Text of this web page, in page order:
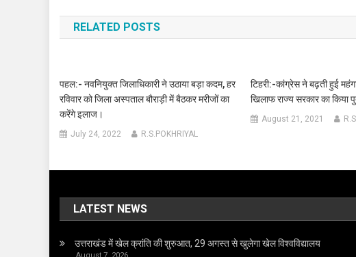
navigation
RELATED POSTS
पहल:- नवनियुक्त जिलाधिकारी ने उठाया बड़ा कदम, हर
रविवार को जिला अस्पताल बौराड़ी में बैठकर मरीजों का
करेंगे इलाज।
July 24, 2022 R.S.POKHRIYAL
टिहरी:-कांग्रेस ने बढ़ती हुई
खिलाफ राज्य सरकार का किया
August 21, 2021
LATEST NEWS
उत्तराखंड में खेल क्रांति की शुरुआत, 29 अगस्त से खुलेगा खेल विश्वविद्यालय